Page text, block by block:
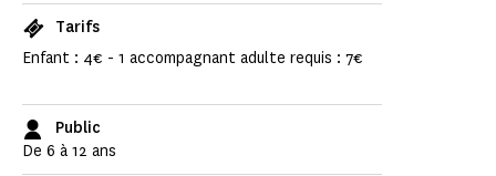
Tarifs
Enfant : 4€ - 1 accompagnant adulte requis : 7€
Public
De 6 à 12 ans